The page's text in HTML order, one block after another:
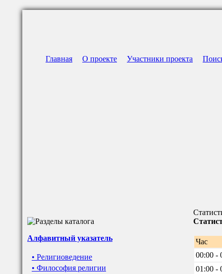
Главная О проекте Участники проекта
Алфавитный указатель
• Религиоведение
• Философия религии
Час
00:00 -
01:00 -